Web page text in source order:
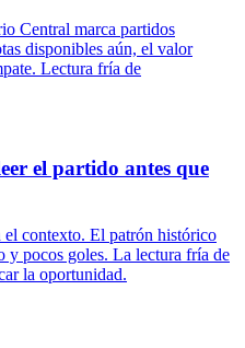
Central marca partidos
disponibles aún, el valor
Lectura fría de
el partido antes que
el contexto. El patrón histórico
y pocos goles. La lectura fría de
la oportunidad.